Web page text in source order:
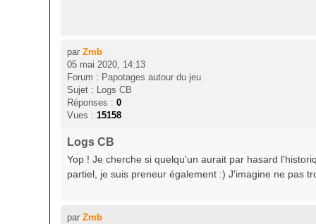
par Zmb
05 mai 2020, 14:13
Forum : Papotages autour du jeu
Sujet : Logs CB
Réponses : 0
Vues : 15158
Logs CB
Yop ! Je cherche si quelqu'un aurait par hasard
partiel, je suis preneur également :) J'imagine ne pas
par Zmb